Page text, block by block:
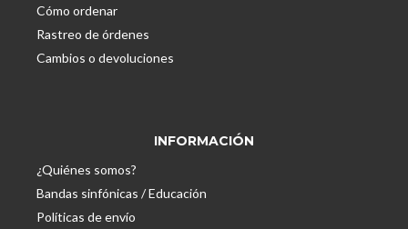
Cómo ordenar
Rastreo de órdenes
Cambios o devoluciones
INFORMACIÓN
¿Quiénes somos?
Bandas sinfónicas / Educación
Políticas de envío